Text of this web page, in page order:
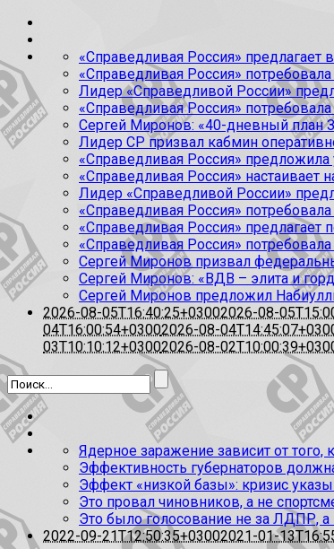
«Справедливая Россия» предлагает
«Справедливая Россия»
Лидер «Справедливой России»
«Справедливая Россия»
Сергей Миронов: «40-дневный план
Лидер СР призвал кабмин
«Справедливая Россия»
«Справедливая Россия» настаивает
Лидер «Справедливой России»
«Справедливая Россия»
«Справедливая Россия»
«Справедливая Россия»
Сергей Миронов призвал
Сергей Миронов: «ВДВ – элита и
Сергей Миронов предложил
2026-08-05T16:40:25+03002026-08-
04T16:00:54+03002026-08-
03T10:10:12+03002026-08-
Ядерное заражение зависит от того,
Эффективность губернаторов
Эффект «низкой базы»: кризис
Это провал чиновников, а не
Это было голосование не за ЛДПР, а
2022-09-21T12:50:35+03002021-01-